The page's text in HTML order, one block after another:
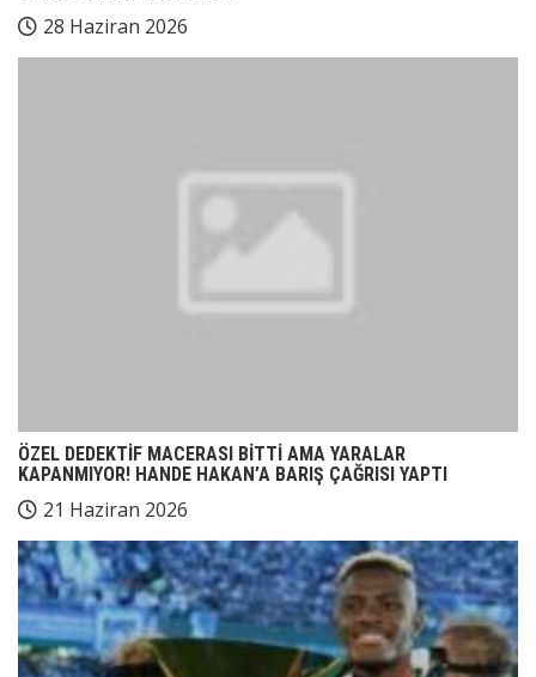
28 Haziran 2026
ÖZEL DEDEKTİF MACERASI BİTTİ AMA YARALAR
KAPANMIYOR! HANDE HAKAN’A BARIŞ ÇAĞRISI YAPTI
21 Haziran 2026